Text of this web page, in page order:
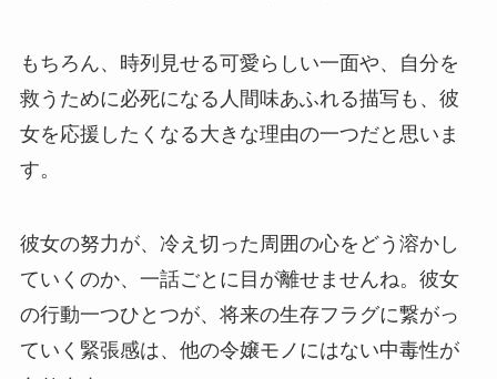
もちろん、時列見せる可愛らしい一面や、自分を
救うために必死になる人間味あふれる描写も、彼
女を応援したくなる大きな理由の一つだと思いま
す。
彼女の努力が、冷え切った周囲の心をどう溶かし
ていくのか、一話ごとに目が離せませんね。彼女
の行動一つひとつが、将来の生存フラグに繋がっ
ていく緊張感は、他の令嬢モノにはない中毒性が